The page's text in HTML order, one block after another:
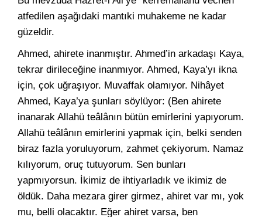
atfedilen aşağıdaki mantıki muhakeme ne kadar
güzeldir.
Ahmed, ahirete inanmıştır. Ahmed’in arkadaşı Kaya,
tekrar dirileceğine inanmıyor. Ahmed, Kaya’yı ikna
için, çok uğraşıyor. Muvaffak olamıyor. Nihâyet
Ahmed, Kaya’ya şunları söylüyor: (Ben ahirete
inanarak Allahü teâlânın bütün emirlerini yapıyorum.
Allahü teâlânın emirlerini yapmak için, belki senden
biraz fazla yoruluyorum, zahmet çekiyorum. Namaz
kılıyorum, oruç tutuyorum. Sen bunları
yapmıyorsun. İkimiz de ihtiyarladık ve ikimiz de
öldük. Daha mezara girer girmez, ahiret var mı, yok
mu, belli olacaktır. Eğer ahiret varsa, ben